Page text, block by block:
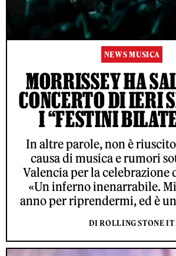
NEWS MUSICA
MORRISSEY HA
CONCERTO DI IERI
I “FESTINI
In altre parole, non è
causa di musica e rumori
Valencia per la celebrazione
«Un inferno inenarrabile.
anno per riprendermi, ed è
DI ROLLING STONE IT